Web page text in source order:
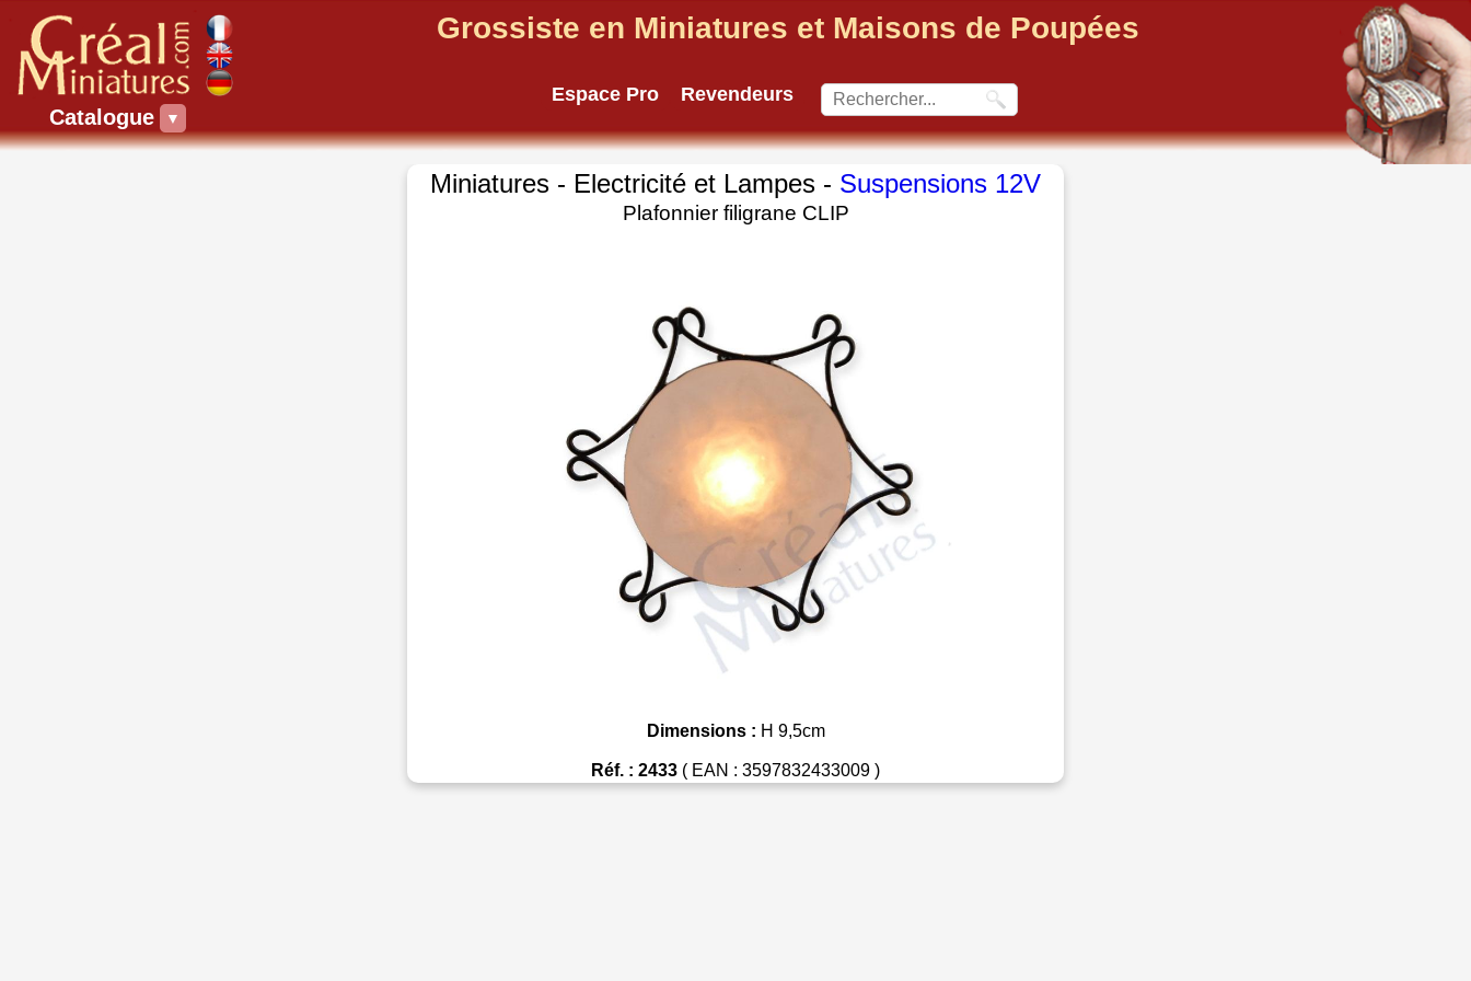
Catalogue ▼
Grossiste en Miniatures et Maisons de Poupées
Espace Pro Revendeurs
Miniatures - Electricité et Lampes - Suspensions 12V
Plafonnier filigrane CLIP
Dimensions : H 9,5cm
Réf. : 2433 ( EAN : 3597832433009 )